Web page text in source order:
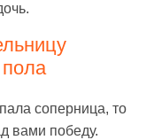
пола
соперница, то
вами победу.